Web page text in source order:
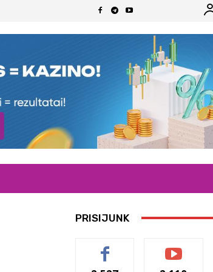
PRISIJUNK